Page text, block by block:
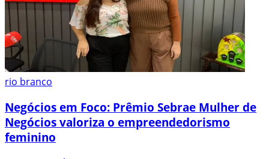
rio branco
Negócios em Foco: Prêmio Sebrae Mulher de
Negócios valoriza o empreendedorismo
feminino